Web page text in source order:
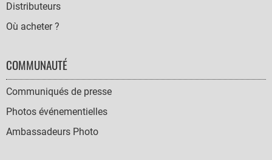
Distributeurs
Où acheter ?
COMMUNAUTÉ
Communiqués de presse
Photos événementielles
Ambassadeurs Photo